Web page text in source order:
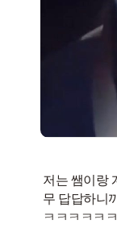
저는 쌤이랑
무 답답하니
ㅋㅋㅋㅋㅋ